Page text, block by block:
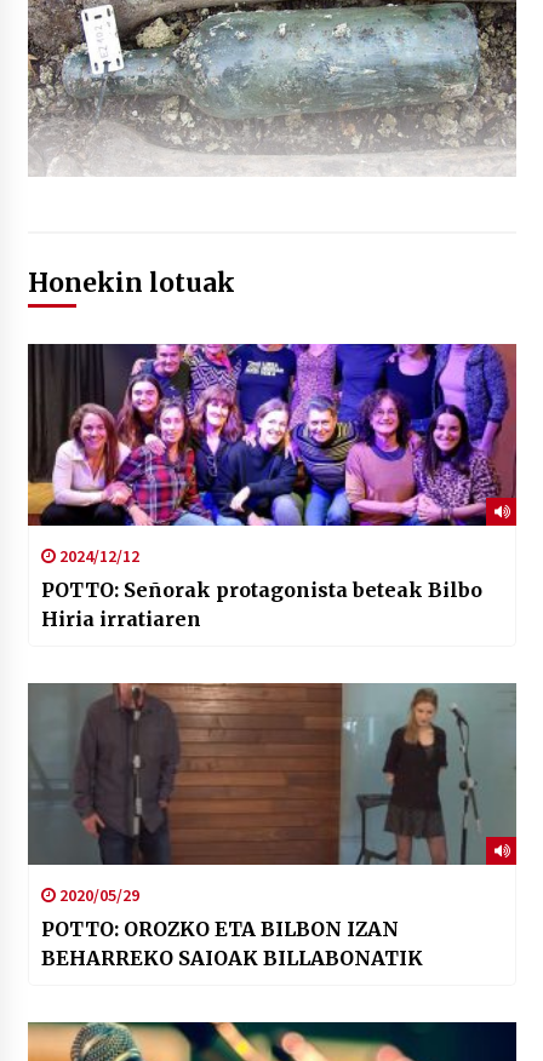
Honekin lotuak
2024/12/12
POTTO: Señorak protagonista beteak Bilbo
Hiria irratiaren
2020/05/29
POTTO: OROZKO ETA BILBON IZAN
BEHARREKO SAIOAK BILLABONATIK